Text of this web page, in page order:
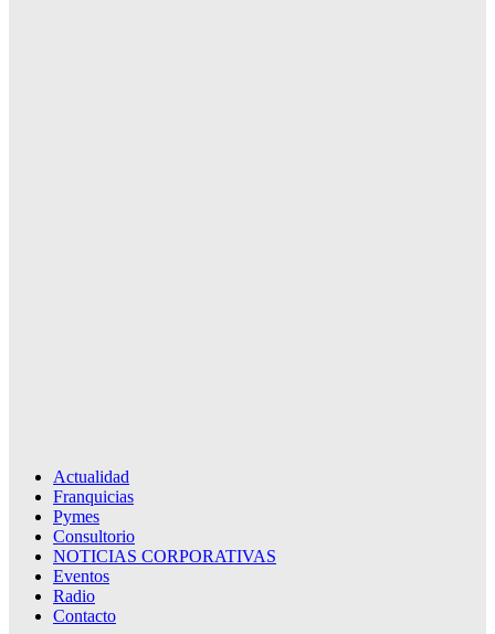
Actualidad
Franquicias
Pymes
Consultorio
NOTICIAS CORPORATIVAS
Eventos
Radio
Contacto